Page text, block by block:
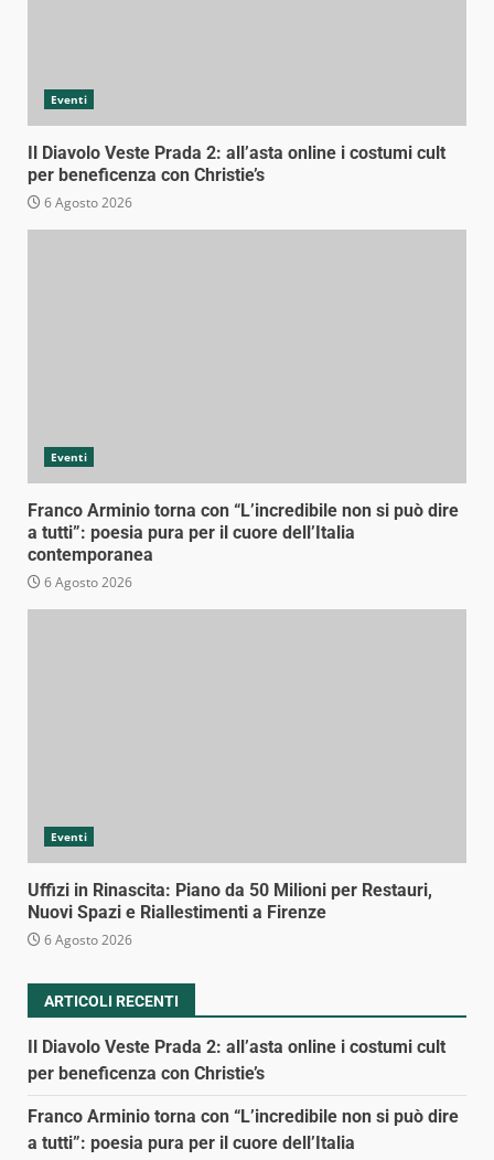
Eventi
Il Diavolo Veste Prada 2: all’asta online i costumi cult
per beneficenza con Christie’s
6 Agosto 2026
Eventi
Franco Arminio torna con “L’incredibile non si può dire
a tutti”: poesia pura per il cuore dell’Italia
contemporanea
6 Agosto 2026
Eventi
Uffizi in Rinascita: Piano da 50 Milioni per Restauri,
Nuovi Spazi e Riallestimenti a Firenze
6 Agosto 2026
ARTICOLI RECENTI
Il Diavolo Veste Prada 2: all’asta online i costumi cult
per beneficenza con Christie’s
Franco Arminio torna con “L’incredibile non si può dire
a tutti”: poesia pura per il cuore dell’Italia